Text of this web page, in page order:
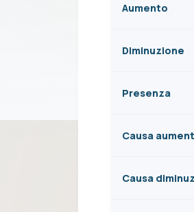
Aumento
Diminuzione
Presenza
Causa
Causa